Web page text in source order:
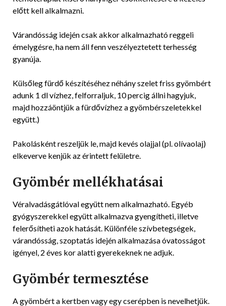
előtt kell alkalmazni.
Várandósság idején csak akkor alkalmazható reggeli
émelygésre, ha nem áll fenn veszélyeztetett terhesség
gyanúja.
Külsőleg fürdő készítéséhez néhány szelet friss gyömbért
adunk 1 dl vízhez, felforraljuk, 10 percig állni hagyjuk,
majd hozzáöntjük a fürdővízhez a gyömbérszeletekkel
együtt.)
Pakolásként reszeljük le, majd kevés olajjal (pl. olívaolaj)
elkeverve kenjük az érintett felületre.
Gyömbér mellékhatásai
Véralvadásgátlóval együtt nem alkalmazható. Egyéb
gyógyszerekkel együtt alkalmazva gyengítheti, illetve
felerősítheti azok hatását. Különféle szívbetegségek,
várandósság, szoptatás idején alkalmazása óvatosságot
igényel, 2 éves kor alatti gyerekeknek ne adjuk.
Gyömbér termesztése
A gyömbért a kertben vagy egy cserépben is nevelhetjük.